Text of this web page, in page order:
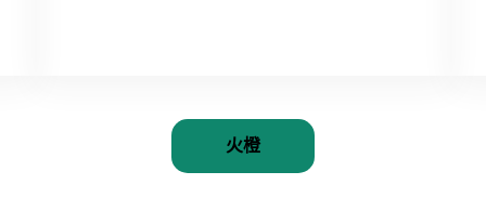
火橙